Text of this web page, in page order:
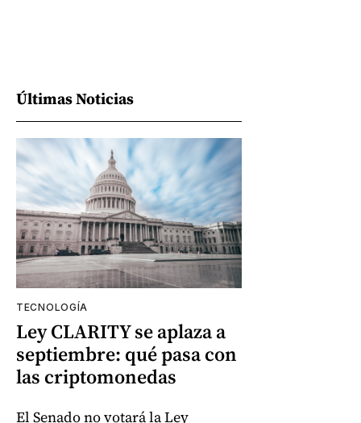
Últimas Noticias
TECNOLOGÍA
Ley CLARITY se aplaza a
septiembre: qué pasa con
las criptomonedas
El Senado no votará la Ley